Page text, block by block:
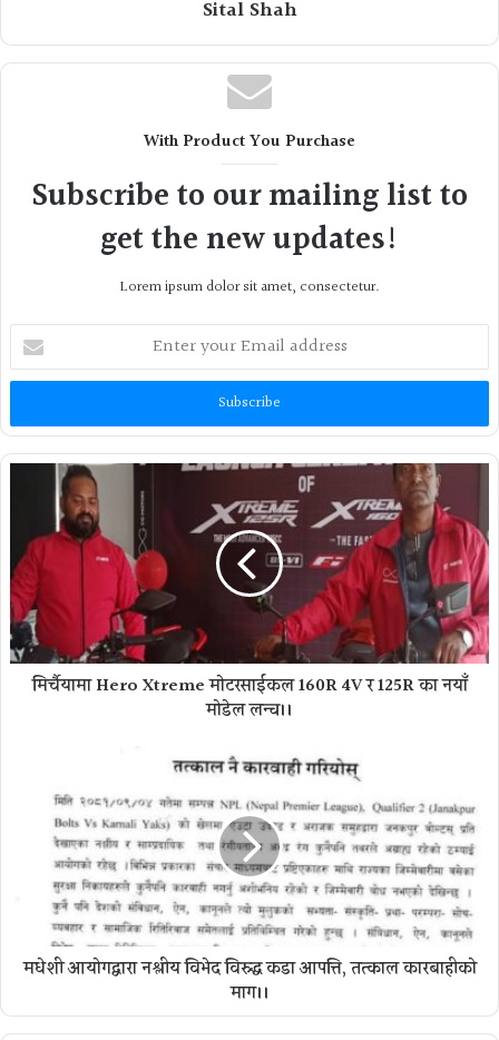
Sital Shah
With Product You Purchase
Subscribe to our mailing list to
get the new updates!
Lorem ipsum dolor sit amet, consectetur.
Enter
your
Email
मिर्चैयामा Hero Xtreme माेटरसाईकल 160R 4V र 125R का नयाँ
मोडेल लन्च।।
मधेशी आयोगद्वारा नश्लीय विभेद विरुद्ध कडा आपत्ति, तत्काल कारबाहीको
माग।।